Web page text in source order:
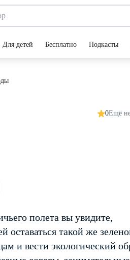
Для детей Бесплатно Подкасты
0Ещё
полета вы увидите,
оставаться такой же
и вести экологический